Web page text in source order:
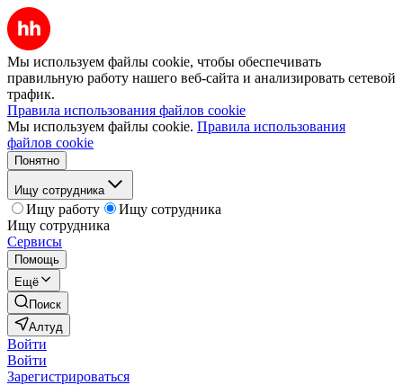
Мы используем файлы cookie, чтобы обеспечивать
правильную работу нашего веб-сайта и анализировать сетевой
трафик.
Правила использования файлов cookie
Мы используем файлы cookie. Правила использования
файлов cookie
Понятно
Ищу сотрудника
Ищу работу
Ищу сотрудника
Ищу сотрудника
Сервисы
Помощь
Ещё
Поиск
Алтуд
Войти
Войти
Зарегистрироваться